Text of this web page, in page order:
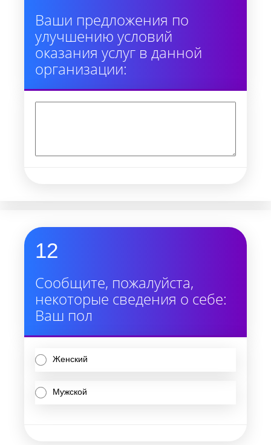
Ваши предложения по
улучшению условий
оказания услуг в данной
организации:
12
Сообщите, пожалуйста,
некоторые сведения о себе:
Ваш пол
Женский
Мужской